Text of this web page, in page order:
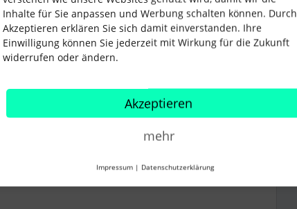
haben wir bereits und dementsprechend werden
angezeigt.
Mitarbeitern noch eine AU fehlt.
Inhalte für Sie anpassen und Werbung schalten können. Durch
Akzeptieren erklären Sie sich damit einverstanden. Ihre
Einwilligung können Sie jederzeit mit Wirkung für die Zukunft
widerrufen oder ändern.
Akzeptieren
mehr
Impressum | Datenschutzerklärung